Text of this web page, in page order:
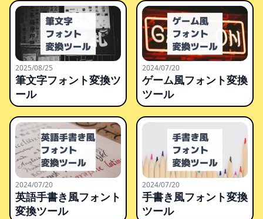
2025/08/25
筆文字フォント変換ツ
ール
2024/07/20
ゲーム風フォント変換
ツール
2024/07/20
英語手書き風フォント
変換ツール
2024/07/20
手書き風フォント変換
ツール